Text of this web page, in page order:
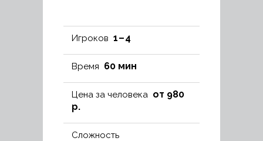
Игроков 1 – 4
Время 60 мин
Цена за человека от 980
р.
Сложность